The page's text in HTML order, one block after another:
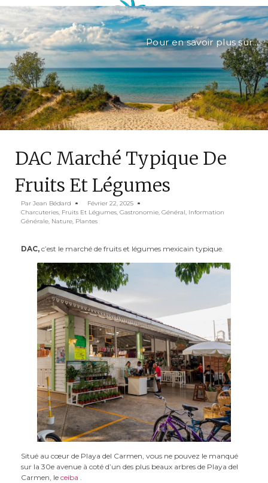
Pour en savoir plus sur...
DAC Marché Typique De
Fruits Et Légumes
Par Jean Bédard
Février 22, 2025
Charcuteries, Fruits Et Légumes, Gastronomie, Général, Information
Générale, Nature, Plantes
DAC, c’est le marché de fruits et légumes mexicain typique.
Situé au cœur de Playa del Carmen, vous ne pouvez le manqué
sur la 30e avenue à coté d’un des plus beaux arbres de Playa del
Carmen, le ceiba